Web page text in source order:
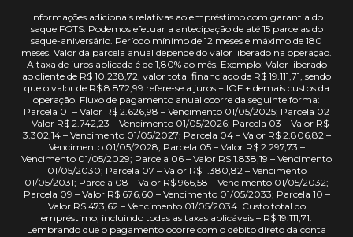
Informações adicionais relativas ao empréstimo com garantia do
saque FGTS: Podemos efetuar a antecipação de até 15 parcelas do
saque-aniversário. Período mínimo de 12 meses e máximo de 180
meses. Valor da parcela anual depende do valor liberado na operação.
A taxa de juros aplicada é de 1,80% ao mês. Exemplo: Valor liberado
ao cliente de R$ 10.238,72, valor total financiado de R$ 19.111,71, sendo
que o valor de R$ 8.872,99 refere-se a juros + IOF + demais custos da
operação. Fluxo de pagamento anual ocorre da seguinte forma:
Parcela 01 – Valor R$ 2.626,98 – Vencimento 01/05/2025; Parcela 02
– Valor R$ 2.742,23 – Vencimento 01/05/2026; Parcela 03 – Valor R$
3.302,14 – Vencimento 01/05/2027; Parcela 04 – Valor R$ 2.806,82 –
Vencimento 01/05/2028; Parcela 05 – Valor R$ 2.297,73 –
Vencimento 01/05/2029; Parcela 06 – Valor R$ 1.838,19 – Vencimento
01/05/2030; Parcela 07 – Valor R$ 1.380,82 – Vencimento
01/05/2031; Parcela 08 – Valor R$ 966,58 – Vencimento 01/05/2032;
Parcela 09 – Valor R$ 676,60 – Vencimento 01/05/2033; Parcela 10 –
Valor R$ 473,62 – Vencimento 01/05/2034. Custo total do
empréstimo, incluindo todas as taxas aplicáveis – R$ 19.111,71.
Lembrando que o pagamento ocorre com o débito direto da conta